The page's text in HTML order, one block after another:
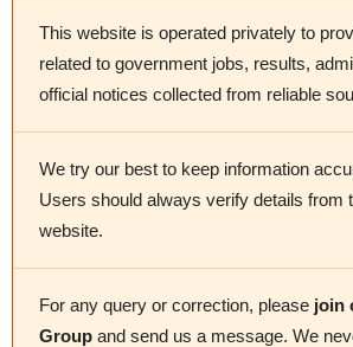
This website is operated privately to
related to government jobs, results,
official notices collected from reliable
We try our best to keep information
Users should always verify details from
website.
For any query or correction, please join
Group and send us a message. We